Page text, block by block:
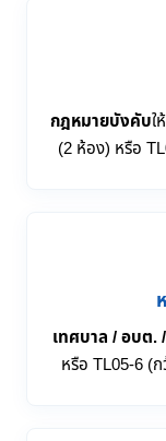
กฎหมายบังคับใ
(2 ห้อง) หรือ
เทศบาล / อบต.
หรือ TL05-6 (